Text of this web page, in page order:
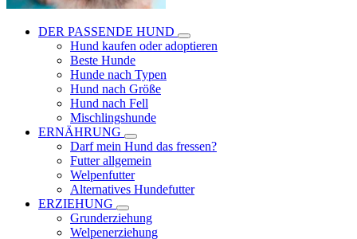
DER PASSENDE HUND
Hund kaufen oder adoptieren
Beste Hunde
Hunde nach Typen
Hund nach Größe
Hund nach Fell
Mischlingshunde
ERNÄHRUNG
Darf mein Hund das fressen?
Futter allgemein
Welpenfutter
Alternatives Hundefutter
ERZIEHUNG
Grunderziehung
Welpenerziehung